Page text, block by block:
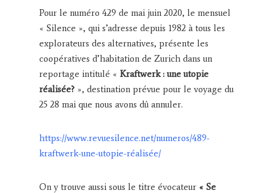
Pour le numéro 429 de mai juin 2020, le mensuel
« Silence », qui s’adresse depuis 1982 à tous les
explorateurs des alternatives, présente les
coopératives d’habitation de Zurich dans un
reportage intitulé « Kraftwerk : une utopie
réalisée? », destination prévue pour le voyage du
25 28 mai que nous avons dû annuler.
https://www.revuesilence.net/numeros/489-
kraftwerk-une-utopie-réalisée/
On y trouve aussi sous le titre évocateur « Se